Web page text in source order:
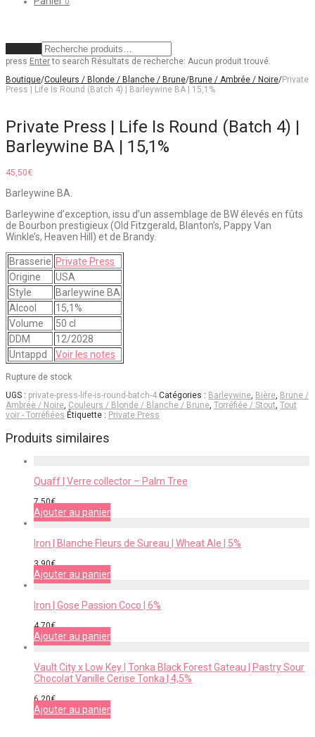
press Enterto search Résultats de recherche: Aucun produit trouvé.
Boutique/Couleurs / Blonde / Blanche / Brune/Brune / Ambrée / Noire/Private
Press | Life Is Round (Batch 4) | Barleywine BA | 15,1%
Private Press | Life Is Round (Batch 4) |
Barleywine BA | 15,1%
45,50€
Barleywine BA.
Barleywine d’exception, issu d’un assemblage de BW élevés en fûts
de Bourbon prestigieux (Old Fitzgerald, Blanton’s, Pappy Van
Winkle’s, Heaven Hill) et de Brandy.
Brasserie Private Press
Origine
USA
Style
Barleywine BA
Alcool
15,1%
Volume
50 cl
DDM
12/2028
Untappd
Voir les notes
Rupture de stock
UGS : private-press-life-is-round-batch-4 Catégories : Barleywine, Bière, Brune /
Ambrée / Noire, Couleurs / Blonde / Blanche / Brune, Torréfiée / Stout, Tout
voir - Torréfiées Étiquette : Private Press
Produits similaires
Quaff | Verre collector – Palm Tree
7,50€
Ajouter au panier
Iron | Blanche Fleurs de Sureau | Wheat Ale | 5%
3,90€
Ajouter au panier
Iron | Gose Passion Coco | 6%
4,70€
Ajouter au panier
Vault City x Low Key | Tonka Black Forest Gateau | Pastry Sour
Chocolat Vanille Cerise Tonka | 4,5%
6,20€
Ajouter au panier